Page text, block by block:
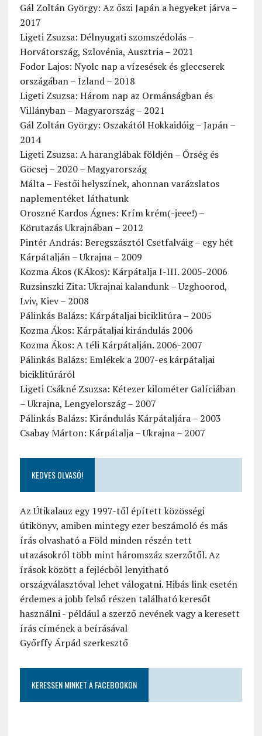
Gál Zoltán György: Az őszi Japán a hegyeket járva –
2017
Ligeti Zsuzsa: Délnyugati szomszédolás –
Horvátország, Szlovénia, Ausztria – 2021
Fodor Lajos: Nyolc nap a vízesések és gleccserek
országában – Izland – 2018
Ligeti Zsuzsa: Három nap az Ormánságban és
Villányban – Magyarország – 2021
Gál Zoltán György: Oszakától Hokkaidóig – Japán –
2014
Ligeti Zsuzsa: A haranglábak földjén – Őrség és
Göcsej – 2020 – Magyarország
Málta – Festői helyszínek, ahonnan varázslatos
naplementéket láthatunk
Oroszné Kardos Ágnes: Krím krém(-jeee!) –
Körutazás Ukrajnában – 2012
Pintér András: Beregszásztól Csetfalváig – egy hét
Kárpátalján – Ukrajna – 2009
Kozma Ákos (KÁkos): Kárpátalja I-III. 2005-2006
Ruzsinszki Zita: Ukrajnai kalandunk – Uzghoorod,
Lviv, Kiev – 2008
Pálinkás Balázs: Kárpátaljai biciklitúra – 2005
Kozma Ákos: Kárpátaljai kirándulás 2006
Kozma Ákos: A téli Kárpátalján. 2006-2007
Pálinkás Balázs: Emlékek a 2007-es kárpátaljai
biciklitúráról
Ligeti Csákné Zsuzsa: Kétezer kilométer Galíciában
– Ukrajna, Lengyelország – 2007
Pálinkás Balázs: Kirándulás Kárpátaljára – 2003
Csabay Márton: Kárpátalja – Ukrajna – 2007
KEDVES OLVASÓ!
Az Útikalauz egy 1997-től épített közösségi
útikönyv, amiben mintegy ezer beszámoló és más
írás olvasható a Föld minden részén tett
utazásokról több mint háromszáz szerzőtől. Az
írások között a fejlécből lenyitható
országválasztóval lehet válogatni. Hibás link esetén
érdemes a jobb felső részen található keresőt
használni - például a szerző nevének vagy a keresett
írás címének a beírásával
Győrffy Árpád szerkesztő
KERESSEN MINKET A FACEBOOKON